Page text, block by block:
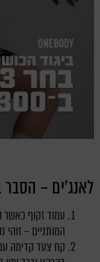
לאנג'ים – הסבר
עמוד זקוף כאשר
המותניים –
קח צעד קדימה